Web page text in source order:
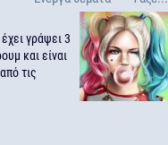
έχει γράψει 3
και είναι
τις